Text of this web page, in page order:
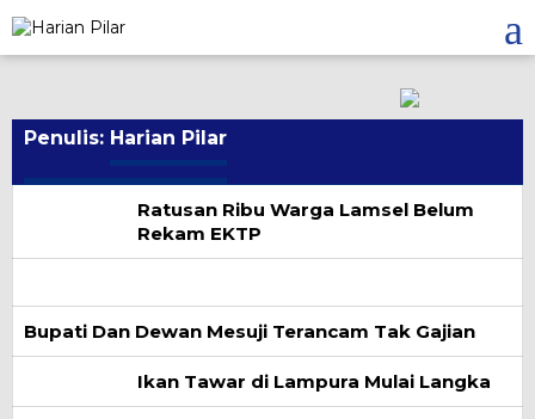
to
content
Penulis: Harian Pilar
Ratusan Ribu Warga Lamsel Belum
Rekam EKTP
Bupati Dan Dewan Mesuji Terancam Tak Gajian
Ikan Tawar di Lampura Mulai Langka